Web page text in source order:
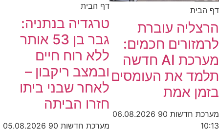
דף הבית
הרצליה עוברת
לרמזורים חכמים:
מערכת AI חדשה
תלמד את העומסים
בזמן אמת
מערכת חדשות 90
06.08.2026
10:13
דף הבית
טרגדיה בנתניה:
גבר בן 53 אותר
ללא רוח חיים
ובמצב ריקבון –
לאחר שבני ביתו
חזרו הביתה
מערכת חדשות 90
05.08.2026